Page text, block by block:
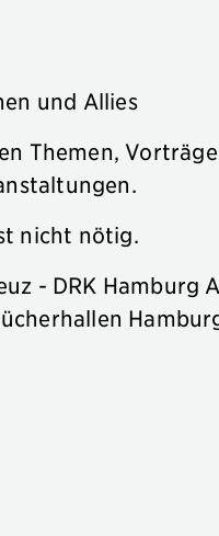
und Allies
Themen,
nicht nötig.
- DRK